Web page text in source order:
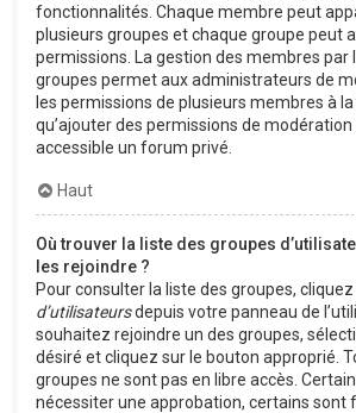
fonctionnalités. Chaque membre peut
plusieurs groupes et chaque groupe peut
permissions. La gestion des membres par
groupes permet aux administrateurs de
les permissions de plusieurs membres à
qu’ajouter des permissions de modération
accessible un forum privé.
Haut
Où trouver la liste des groupes
les rejoindre ?
Pour consulter la liste des groupes, cliquez
d’utilisateursdepuis votre panneau de
souhaitez rejoindre un des groupes,
désiré et cliquez sur le bouton approprié.
groupes ne sont pas en libre accès.
nécessiter une approbation, certains sont